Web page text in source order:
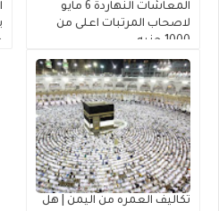
المعاشات النهاردة 6 مايو
لاصحاب المرتبات اعلى من
1000 جنيه
تكاليف العمره من اليمن | هل